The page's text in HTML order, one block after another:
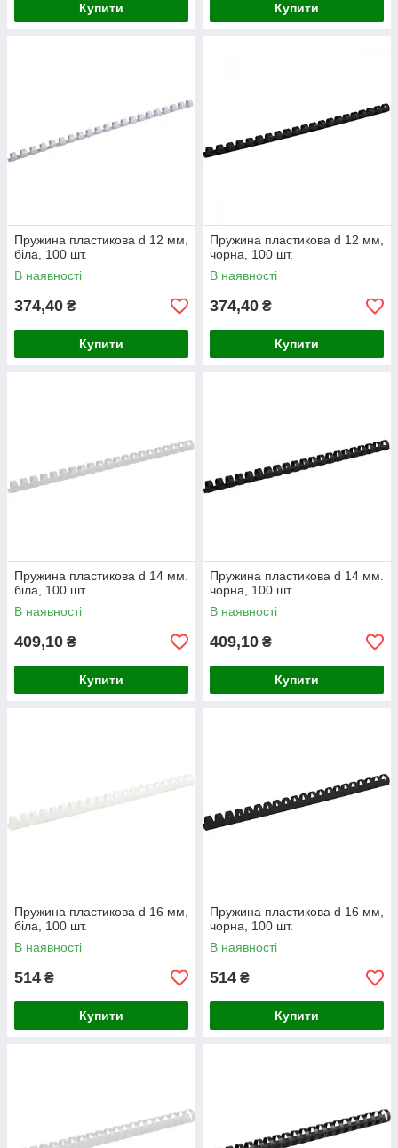
Купити Купити
Пружина пластикова d 12 мм,
біла, 100 шт.
В наявності
374,40 ₴
Купити
Пружина пластикова d 12 мм,
чорна, 100 шт.
В наявності
374,40 ₴
Купити
Пружина пластикова d 14 мм.
біла, 100 шт.
В наявності
409,10 ₴
Купити
Пружина пластикова d 14 мм.
чорна, 100 шт.
В наявності
409,10 ₴
Купити
Пружина пластикова d 16 мм,
біла, 100 шт.
В наявності
514 ₴
Купити
Пружина пластикова d 16 мм,
чорна, 100 шт.
В наявності
514 ₴
Купити